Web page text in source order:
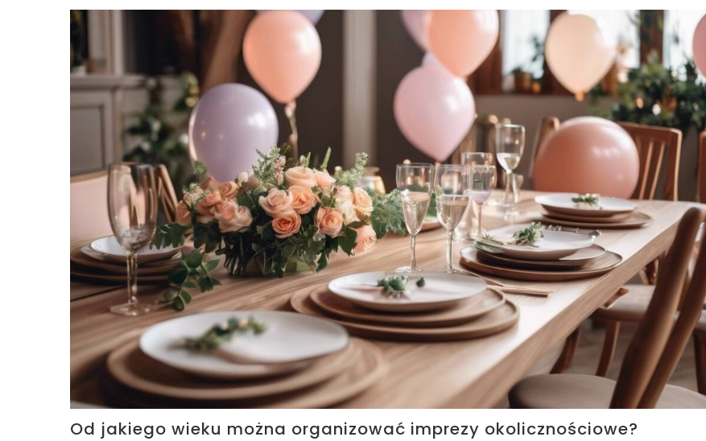
Od jakiego wieku można organizować imprezy okolicznościowe?